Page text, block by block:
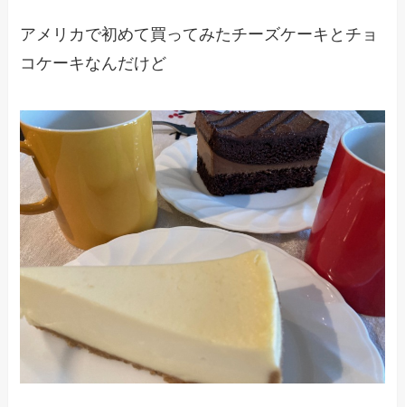
アメリカで初めて買ってみたチーズケーキとチョ
コケーキなんだけど